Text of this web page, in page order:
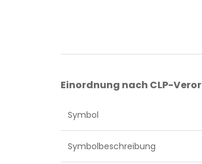
Einordnung nach CLP-
Symbol
Symbolbeschreibung